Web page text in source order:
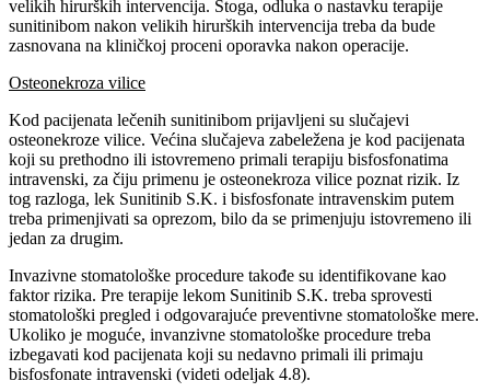
velikih hirurških intervencija. Stoga, odluka o nastavku terapije
sunitinibom nakon velikih hirurških intervencija treba da bude
zasnovana na kliničkoj proceni oporavka nakon operacije.
Osteonekroza vilice
Kod pacijenata lečenih sunitinibom prijavljeni su slučajevi
osteonekroze vilice. Većina slučajeva zabeležena je kod pacijenata
koji su prethodno ili istovremeno primali terapiju bisfosfonatima
intravenski, za čiju primenu je osteonekroza vilice poznat rizik. Iz
tog razloga, lek Sunitinib S.K. i bisfosfonate intravenskim putem
treba primenjivati sa oprezom, bilo da se primenjuju istovremeno ili
jedan za drugim.
Invazivne stomatološke procedure takođe su identifikovane kao
faktor rizika. Pre terapije lekom Sunitinib S.K. treba sprovesti
stomatološki pregled i odgovarajuće preventivne stomatološke mere.
Ukoliko je moguće, invanzivne stomatološke procedure treba
izbegavati kod pacijenata koji su nedavno primali ili primaju
bisfosfonate intravenski (videti odeljak 4.8).